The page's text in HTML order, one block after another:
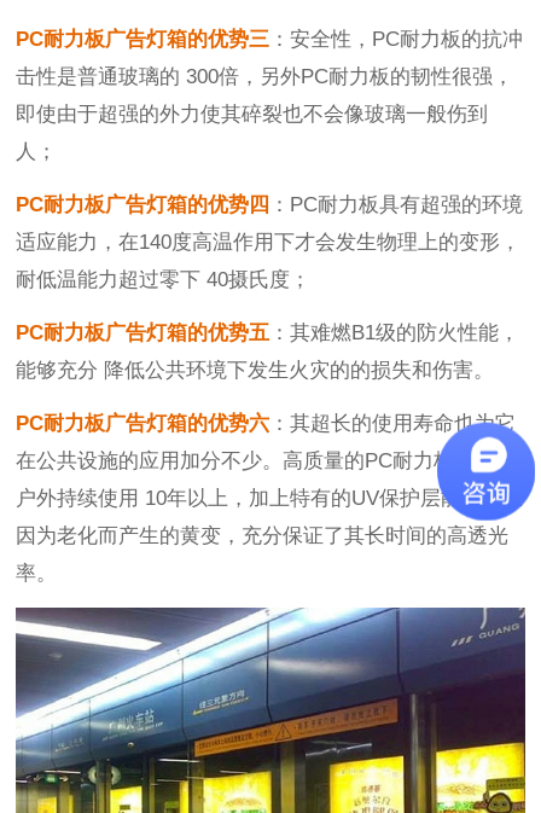
PC耐力板广告灯箱的优势三 ：安全性， PC耐力板的抗冲
击性是普通玻璃的 300倍，另外PC耐力板的韧性很强，
即使由于超强的外力使其碎裂也不会像玻璃一般伤到
人；
PC耐力板广告灯箱的优势四 ：PC耐力板具有超强的环境
适应能力，在140度高温作用下才会发生物理上的变形，
耐低温能力超过零下 40摄氏度；
PC耐力板广告灯箱的优势五 ：其难燃 B1级的防火性能，
能够充分 降低公共环境下发生火灾的的损失和伤害。
PC耐力板广告灯箱的优势六 ：其超长的使用寿命也为它
在公共设施的应用加分不少。高质量的 PC耐力板能够在
户外持续使用 10年以上，加上特有的UV保护层能够防止
因为老化而产生的黄变，充分保证了其长时间的高透光
率。